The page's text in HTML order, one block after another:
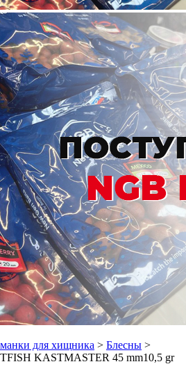
для хищника > Блесны >
KASTMASTER 45 mm10,5 gr